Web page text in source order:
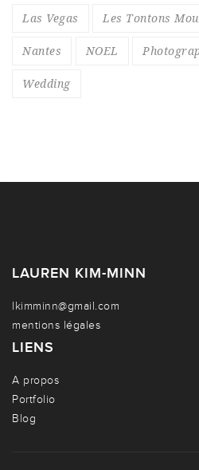
Las Vegas Les Tontons
Nantes NOEL
Wedding
LAUREN KIM-MINN
lkimminn@gmail.com
mentions légales
LIENS
A propos
Portfolio
Blog